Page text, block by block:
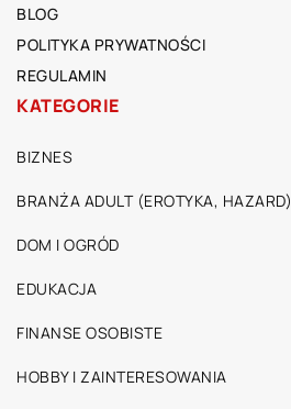
BLOG
POLITYKA PRYWATNOŚCI
REGULAMIN
KATEGORIE
BIZNES
BRANŻA ADULT (EROTYKA, HAZARD)
DOM I OGRÓD
EDUKACJA
FINANSE OSOBISTE
HOBBY I ZAINTERESOWANIA